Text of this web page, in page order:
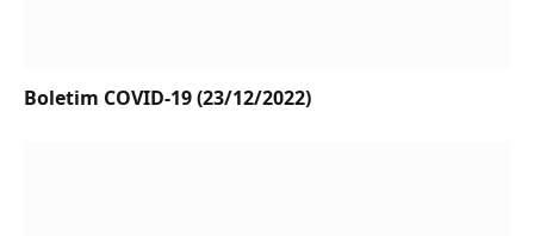
Boletim COVID-19 (23/12/2022)